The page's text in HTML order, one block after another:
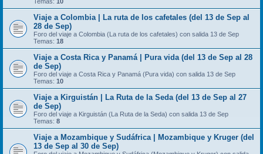
Viaje a Colombia | La ruta de los cafetales (del 13 de Sep al
28 de Sep)
Foro del viaje a Colombia (La ruta de los cafetales) con salida 13 de Sep
Temas: 18
Viaje a Costa Rica y Panamá | Pura vida (del 13 de Sep al 28
de Sep)
Foro del viaje a Costa Rica y Panamá (Pura vida) con salida 13 de Sep
Temas: 10
Viaje a Kirguistán | La Ruta de la Seda (del 13 de Sep al 27
de Sep)
Foro del viaje a Kirguistán (La Ruta de la Seda) con salida 13 de Sep
Temas: 8
Viaje a Mozambique y Sudáfrica | Mozambique y Kruger (del
13 de Sep al 30 de Sep)